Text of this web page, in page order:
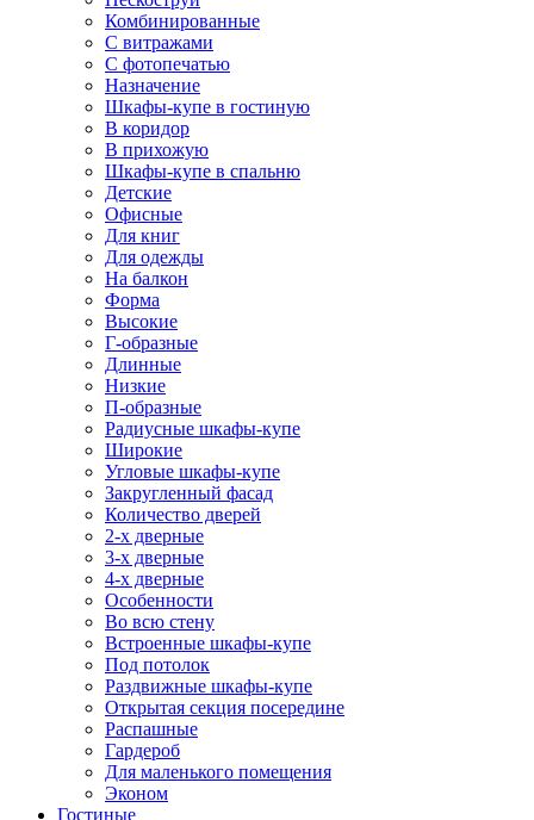
Комбинированные
С витражами
С фотопечатью
Назначение
Шкафы-купе в гостиную
В коридор
В прихожую
Шкафы-купе в спальню
Детские
Офисные
Для книг
Для одежды
На балкон
Форма
Высокие
Г-образные
Длинные
Низкие
П-образные
Радиусные шкафы-купе
Широкие
Угловые шкафы-купе
Закругленный фасад
Количество дверей
2-х дверные
3-х дверные
4-х дверные
Особенности
Во всю стену
Встроенные шкафы-купе
Под потолок
Раздвижные шкафы-купе
Открытая секция посередине
Распашные
Гардероб
Для маленького помещения
Эконом
Гостиные